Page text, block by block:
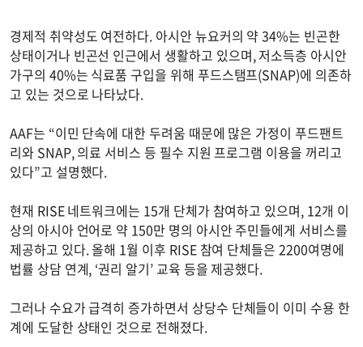
경제적 취약성도 여전하다. 아시안 뉴요커의 약 34%는 빈곤한
상태이거나 빈곤선 인근에서 생활하고 있으며, 저소득층 아시안
가구의 40%는 식료품 구입을 위해 푸드스탬프(SNAP)에 의존하
고 있는 것으로 나타났다.
AAF는 “이민 단속에 대한 두려움 때문에 많은 가정이 푸드팬트
리와 SNAP, 의료 서비스 등 필수 지원 프로그램 이용을 꺼리고
있다”고 설명했다.
현재 RISE 네트워크에는 15개 단체가 참여하고 있으며, 12개 이
상의 아시아 언어로 약 150만 명의 아시안 주민들에게 서비스를
제공하고 있다. 올해 1월 이후 RISE 참여 단체들은 2200여명에
법률 상담 연계, ‘권리 알기’ 교육 등을 제공했다.
그러나 수요가 급격히 증가하면서 상당수 단체들이 이미 수용 한
계에 도달한 상태인 것으로 전해졌다.